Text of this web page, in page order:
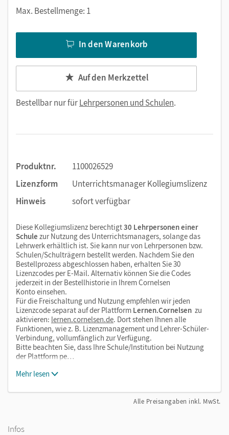
Max. Bestellmenge: 1
In den Warenkorb
Auf den Merkzettel
Bestellbar nur fürLehrpersonen und Schulen.
Produktnr.
1100026529
Lizenzform
Unterrichtsmanager Kollegiumslizenz
Hinweis
sofort verfügbar
Diese Kollegiumslizenz berechtigt30 Lehrpersonen einer
Schule zur Nutzung des Unterrichtsmanagers, solange das
Lehrwerk erhältlich ist. Sie kann nur von Lehrpersonen bzw.
Schulen/Schulträgern bestellt werden. Nachdem Sie den
Bestellprozess abgeschlossen haben, erhalten Sie 30
Lizenzcodes per E-Mail. Alternativ können Sie die Codes
jederzeit in der Bestellhistorie in Ihrem Cornelsen
Konto einsehen.
Für die Freischaltung und Nutzung empfehlen wir jeden
Lizenzcode separat auf der Plattform Lernen.Cornelsen zu
aktivieren: lernen.cornelsen.de. Dort stehen Ihnen alle
Funktionen, wie z. B. Lizenzmanagement und Lehrer-Schüler-
Verbindung, vollumfänglich zur Verfügung.
Bitte beachten Sie, dass Ihre Schule/Institution bei Nutzung
der Plattform pe…
Mehr lesen
Alle Preisangaben inkl. MwSt.
Infos